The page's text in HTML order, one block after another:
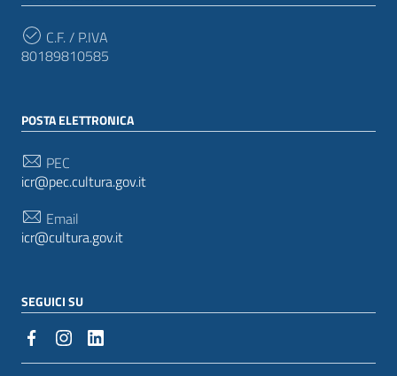
C.F. / P.IVA
80189810585
POSTA ELETTRONICA
PEC
icr@pec.cultura.gov.it
Email
icr@cultura.gov.it
SEGUICI SU